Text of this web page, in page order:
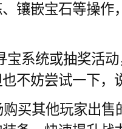
镶嵌宝石等操作
宝系统或抽奖活
不妨尝试一下，
买其他玩家出售